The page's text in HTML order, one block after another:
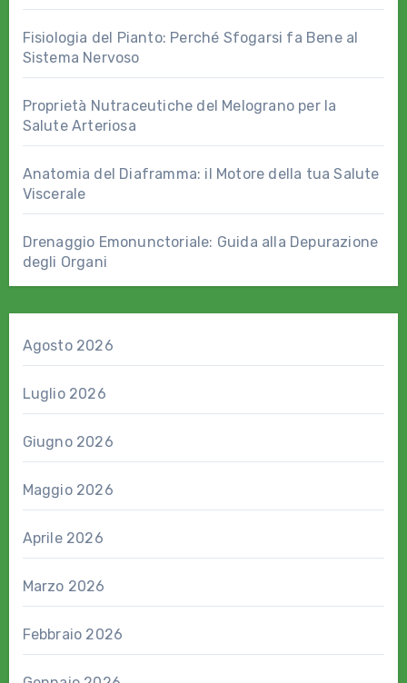
Fisiologia del Pianto: Perché Sfogarsi fa Bene al
Sistema Nervoso
Proprietà Nutraceutiche del Melograno per la
Salute Arteriosa
Anatomia del Diaframma: il Motore della tua Salute
Viscerale
Drenaggio Emonunctoriale: Guida alla Depurazione
degli Organi
Agosto 2026
Luglio 2026
Giugno 2026
Maggio 2026
Aprile 2026
Marzo 2026
Febbraio 2026